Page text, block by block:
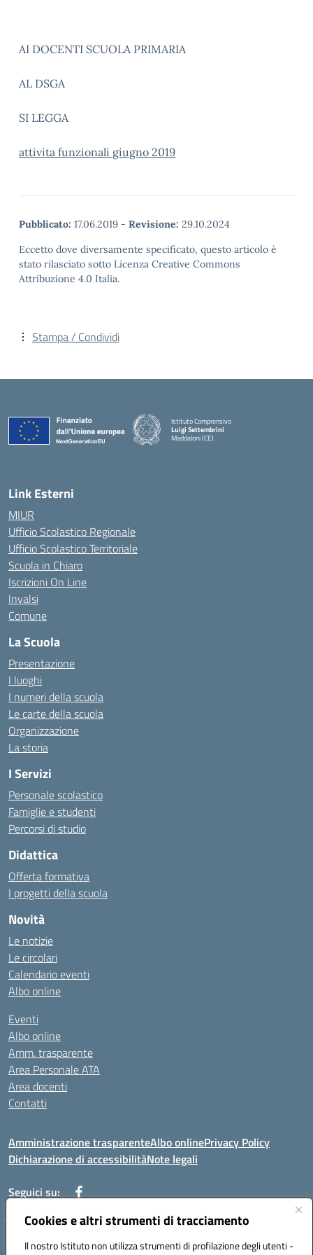
Cookies e altri strumenti di tracciamento
Il nostro Istituto non utilizza strumenti di profilazione degli utenti -
AI DOCENTI SCUOLA PRIMARIA
AL DSGA
SI LEGGA
attivita funzionali giugno 2019
Pubblicato: 17.06.2019 - Revisione: 29.10.2024
Eccetto dove diversamente specificato, questo articolo è
stato rilasciato sotto Licenza Creative Commons
Attribuzione 4.0 Italia.
Stampa / Condividi
Istituto Comprensivo
Luigi Settembrini
Maddaloni (CE)
Link Esterni
MIUR
Ufficio Scolastico Regionale
Ufficio Scolastico Territoriale
Scuola in Chiaro
Iscrizioni On Line
Invalsi
Comune
La Scuola
Presentazione
I luoghi
I numeri della scuola
Le carte della scuola
Organizzazione
La storia
I Servizi
Personale scolastico
Famiglie e studenti
Percorsi di studio
Didattica
Offerta formativa
I progetti della scuola
Novità
Le notizie
Le circolari
Calendario eventi
Albo online
Eventi
Albo online
Amm. trasparente
Area Personale ATA
Area docenti
Contatti
Amministrazione trasparenteAlbo onlinePrivacy Policy
Dichiarazione di accessibilitàNote legali
Seguici su:
Indirizzo: VIA BRECCIAME, 46 - 81024 MADDALONI (CE)